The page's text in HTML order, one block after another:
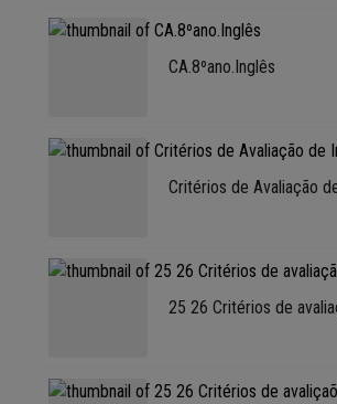
CA.8ºano.Inglês
Critérios de Avaliação
25 26 Critérios de